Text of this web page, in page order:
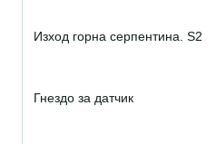
Изход горна серпентина. S2
Гнездо за датчик